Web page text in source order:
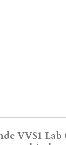
VVS1